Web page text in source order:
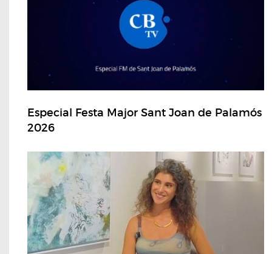
Especial Festa Major Sant Joan de Palamós
2026